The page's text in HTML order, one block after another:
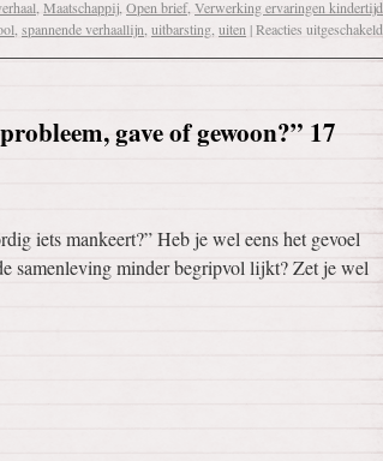
Maatschappij Open brief, Verwerking ervaringen kindertijd
spannende verhaallijn uitbarsting uiten |Reacties uitgeschakeld
gave of gewoon?” 17
iets mankeert?” Heb je wel eens het gevoel
samenleving minder begripvol lijkt? Zet je wel